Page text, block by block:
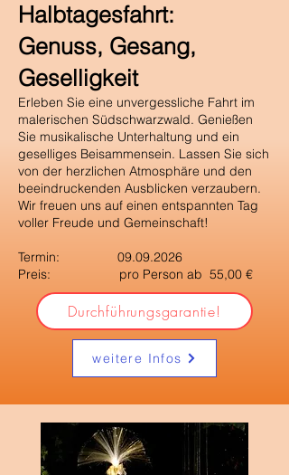
Halbtagesfahrt:
Genuss, Gesang,
Geselligkeit
Erleben Sie eine unvergessliche Fahrt im
malerischen Südschwarzwald. Genießen
Sie musikalische Unterhaltung und ein
geselliges Beisammensein. Lassen Sie sich
von der herzlichen Atmosphäre und den
beeindruckenden Ausblicken verzaubern.
Wir freuen uns auf einen entspannten Tag
voller Freude und Gemeinschaft!
Termin: 09.09.2026
Preis: pro Person ab 55,00 €
Durchführungsgarantie!
weitere Infos